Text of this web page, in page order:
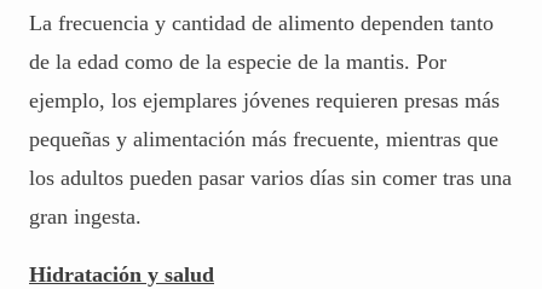
La frecuencia y cantidad de alimento dependen tanto
de la edad como de la especie de la mantis. Por
ejemplo, los ejemplares jóvenes requieren presas más
pequeñas y alimentación más frecuente, mientras que
los adultos pueden pasar varios días sin comer tras una
gran ingesta.
Hidratación y salud